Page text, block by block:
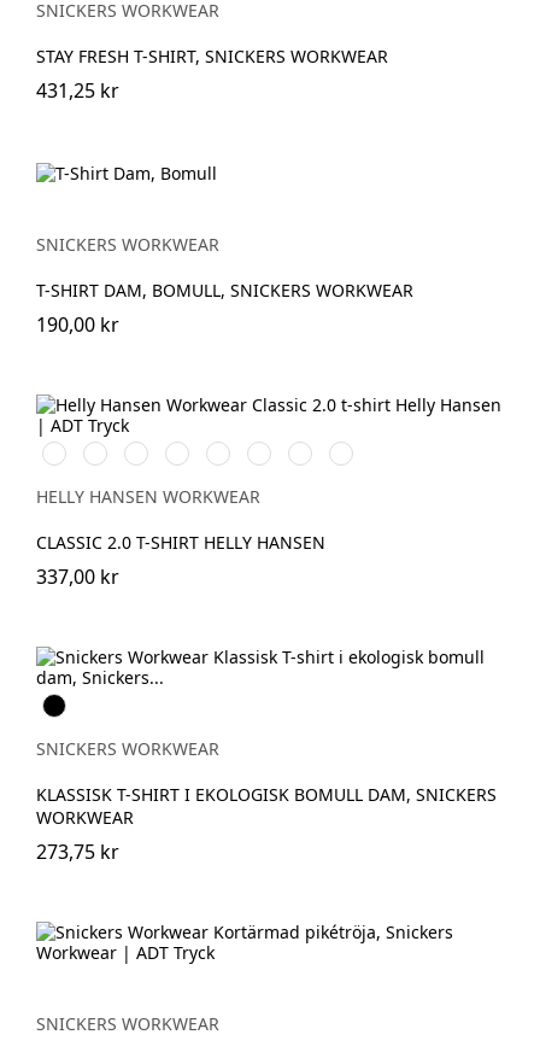
SNICKERS WORKWEAR
STAY FRESH T-SHIRT, SNICKERS WORKWEAR
431,25 kr
SNICKERS WORKWEAR
T-SHIRT DAM, BOMULL, SNICKERS WORKWEAR
190,00 kr
990
BLACK
590
NAVY
900
WHITE
930
GREY
MELANGE
970
DARK
GREY
558
STONE
BLUE
220
ALERT
910
GREY
HELLY HANSEN WORKWEAR
CLASSIC 2.0 T-SHIRT HELLY HANSEN
337,00 kr
Svart
SNICKERS WORKWEAR
KLASSISK T-SHIRT I EKOLOGISK BOMULL DAM, SNICKERS
WORKWEAR
273,75 kr
SNICKERS WORKWEAR